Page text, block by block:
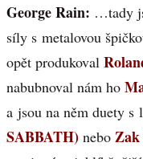
George Rain: …tady
síly s metalovou
opět produkoval
nabubnoval nám ho
a jsou na něm duety s
SABBATH) nebo Zak